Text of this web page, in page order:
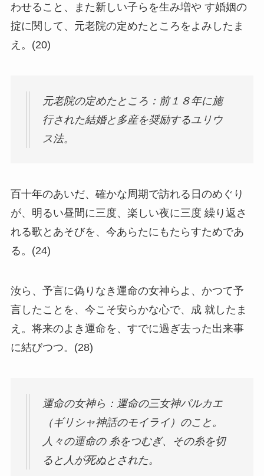
わせること、また新しい子らを生み増や す婚姻の
掟に関して、元老院の定めたところをよみしたま
え。(20)
元老院の定めたところ：前１８年に施
行された結婚と多産を奨励するユリウ
ス法。
百十年のあいだ、確かな周期で訪れる日のめぐり
が、明るい昼間に三度、楽しい夜に三度 繰り返さ
れる歌とあそびを、今あらたにもたらすためであ
る。(24)
汝ら、予言に偽りなき運命の女神らよ、かつて予
言したことを、今こそ安らかな心で、成 就したま
え。将来のよき運命を、すでに過ぎ去った出来事
に結びつつ。(28)
運命の女神ら：運命の三女神パルカエ
（ギリシャ神話のモイライ）のこと。
人々の運命の 糸をつむぎ、その糸を切
ると人が死ぬとされた。